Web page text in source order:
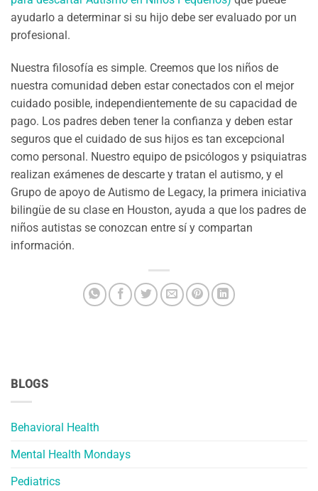
BLOGS
Behavioral Health
Mental Health Mondays
Pediatrics
ayudarlo a determinar si su hijo debe ser evaluado por un
profesional.
Nuestra filosofía es simple. Creemos que los niños de
nuestra comunidad deben estar conectados con el mejor
cuidado posible, independientemente de su capacidad de
pago. Los padres deben tener la confianza y deben estar
seguros que el cuidado de sus hijos es tan excepcional
como personal. Nuestro equipo de psicólogos y psiquiatras
realizan exámenes de descarte y tratan el autismo, y el
Grupo de apoyo de Autismo de Legacy, la primera iniciativa
bilingüe de su clase en Houston, ayuda a que los padres de
niños autistas se conozcan entre sí y compartan
información.